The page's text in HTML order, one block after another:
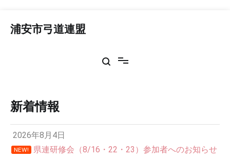
浦安市弓道連盟
新着情報
2026年8月4日
NEW! 県連研修会（8/16・22・23）参加者へのお知らせ